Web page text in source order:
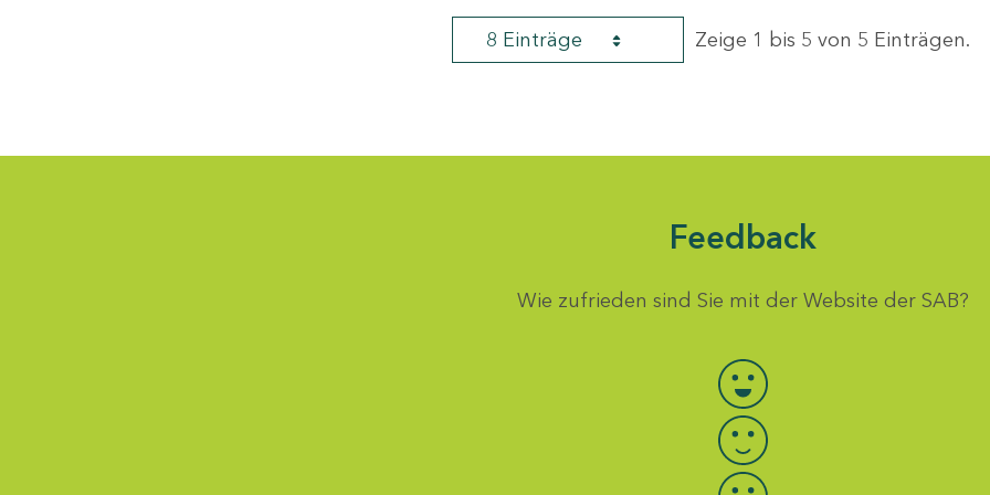
8 Einträge Zeige 1 bis 5 von 5 Einträgen.
Feedback
Wie zufrieden sind Sie mit der Website der SAB?
Bewertung auswählen